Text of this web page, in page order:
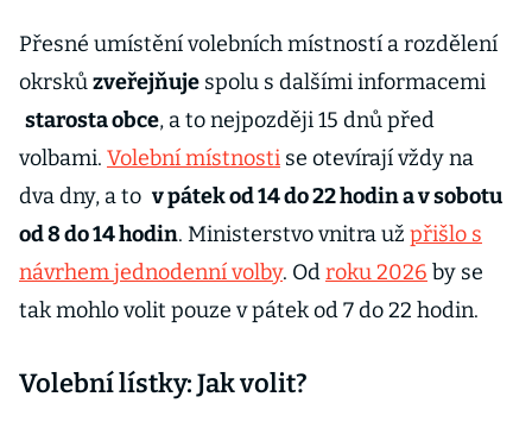
Přesné umístění volebních místností a rozdělení
okrskůzveřejňuje spolu s dalšími informacemi
starosta obce, a to nejpozději 15 dnů před
volbami. Volební místnosti se otevírají vždy na
dva dny, a to v pátek od 14 do 22 hodin a v sobotu
od 8 do 14 hodin. Ministerstvo vnitra už přišlo s
návrhem jednodenní volby. Odroku 2026 by se
tak mohlo volit pouze v pátek od 7 do 22 hodin.
Volební lístky: Jak volit?